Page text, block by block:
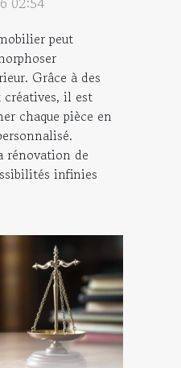
peut
Grâce à des
créatives, il est
chaque pièce en
rénovation de
infinies